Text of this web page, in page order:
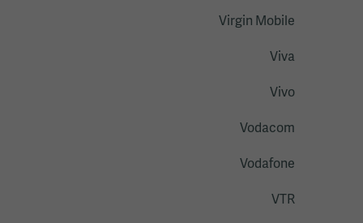
Virgin Mobile
Viva
Vivo
Vodacom
Vodafone
VTR